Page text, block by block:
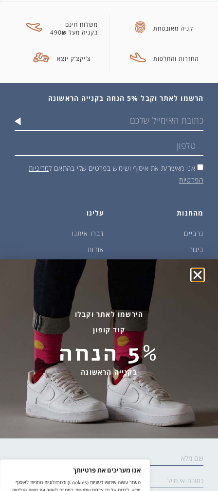
קניה מאובטחת
משלוח חינם
בקניה מעל 490₪
החזרות והחלפות צ’יקצ’ק יוצא
מהחנות
גרביים
ביגוד
פקעות ובצלים
עלינו
דברו איתנו
אודות
איפה קונים?
הבלוג של יודפת
החלפות והחזרות
אספקה ומשלוחים
הצהרת נגישות
מדיניות פרטיות
שירות לקוחות
בהודעות ווטסאפ בלבד
058-7477780
contact@yodfat.shop
ימים א׳-ה׳,9:00-13:00
הרשמו לאתר וקבל 5% הנחה בקנייה הראשונה
אני מאשר/ת את איסוף ושימוש בפרטים שלי בהתאם למדיניות
הפרטיות
הירשמו לאתר וקבלו
קוד קופון
5% הנחה
בקנייה הראשונה